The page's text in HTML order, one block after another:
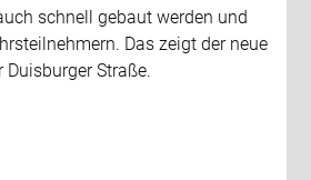
schnell gebaut werden und
Das zeigt der neue
Straße.